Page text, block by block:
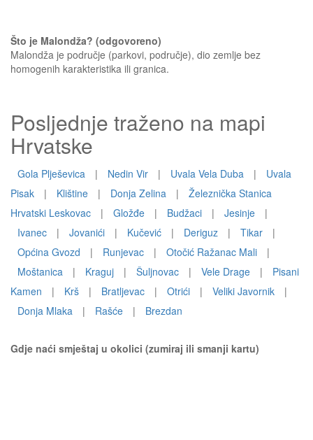
Što je Malondža? (odgovoreno)
Malondža je područje (parkovi, područje), dio zemlje bez
homogenih karakteristika ili granica.
Posljednje traženo na mapi
Hrvatske
Gola Plješevica | Nedin Vir | Uvala Vela Duba |
Uvala
Pisak
| Klištine | Donja Zelina |
Železnička Stanica
Hrvatski Leskovac
| Gložđe | Budžaci | Jesinje
|
Ivanec
| Jovanići | Kučević | Deriguz | Tikar
|
Općina Gvozd
| Runjevac | Otočić Ražanac Mali
|
Moštanica
| Kraguj | Šuljnovac | Vele Drage |
Pisani
Kamen
| Krš | Bratljevac | Otrići | Veliki Javornik
|
Donja Mlaka
| Rašće | Brezdan
Gdje naći smještaj u okolici (zumiraj ili smanji kartu)